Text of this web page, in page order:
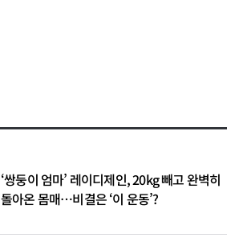
‘쌍둥이 엄마’ 레이디제인, 20kg 빼고 완벽히
돌아온 몸매…비결은 ‘이 운동’?